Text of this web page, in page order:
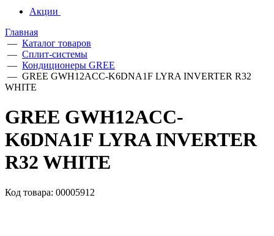
Акции
Главная
— Каталог товаров
— Сплит-системы
— Кондиционеры GREE
— GREE GWH12ACC-K6DNA1F LYRA INVERTER R32
WHITE
GREE GWH12ACC-
K6DNA1F LYRA INVERTER
R32 WHITE
Код товара: 00005912